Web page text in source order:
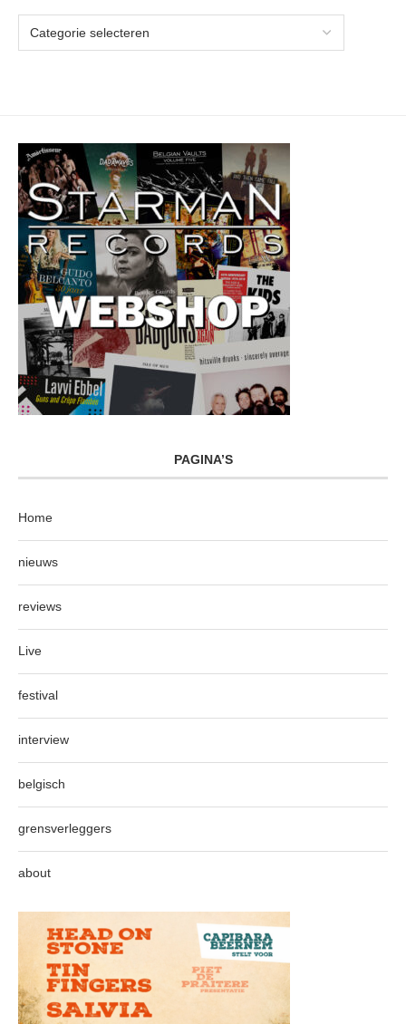
PAGINA’S
Home
nieuws
reviews
Live
festival
interview
belgisch
grensverleggers
about